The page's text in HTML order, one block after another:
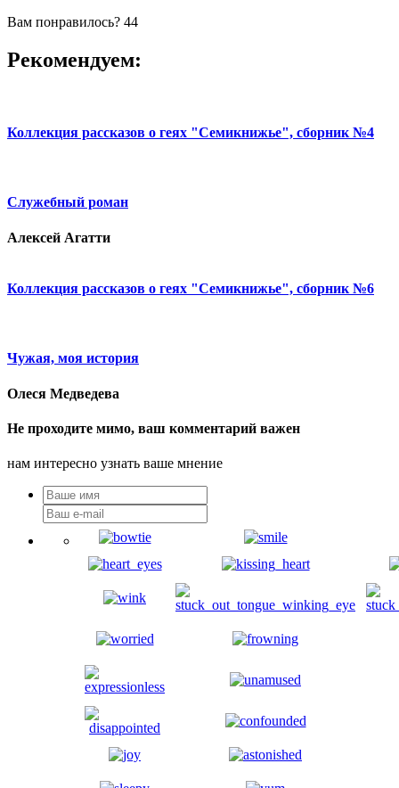
Вам понравилось? 44
Рекомендуем:
Коллекция рассказов о геях "Семикнижье", сборник №4
Служебный роман
Алексей Агатти
Коллекция рассказов о геях "Семикнижье", сборник №6
Чужая, моя история
Олеся Медведева
Не проходите мимо, ваш комментарий важен
нам интересно узнать ваше мнение